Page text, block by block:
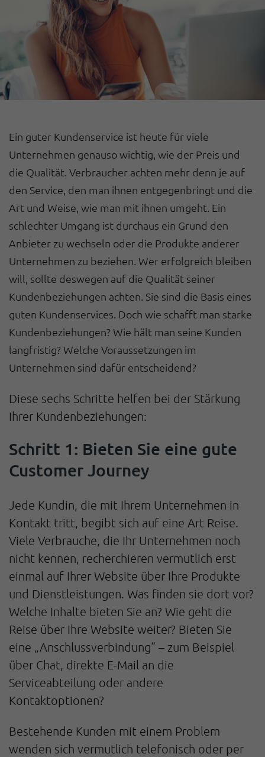
Ein guter Kundenservice ist heute für viele
Unternehmen genauso wichtig, wie der Preis und
die Qualität. Verbraucher achten mehr denn je auf
den Service, den man ihnen entgegenbringt und die
Art und Weise, wie man mit ihnen umgeht. Ein
schlechter Umgang ist durchaus ein Grund den
Anbieter zu wechseln oder die Produkte anderer
Unternehmen zu beziehen. Wer erfolgreich bleiben
will, sollte deswegen auf die Qualität seiner
Kundenbeziehungen achten. Sie sind die Basis eines
guten Kundenservices. Doch wie schafft man starke
Kundenbeziehungen? Wie hält man seine Kunden
langfristig? Welche Voraussetzungen im
Unternehmen sind dafür entscheidend?
Diese sechs Schritte helfen bei der Stärkung
Ihrer Kundenbeziehungen:
Schritt 1: Bieten Sie eine gute
Customer Journey
Jede Kundin, die mit Ihrem Unternehmen in
Kontakt tritt, begibt sich auf eine Art Reise.
Viele Verbrauche, die Ihr Unternehmen noch
nicht kennen, recherchieren vermutlich erst
einmal auf Ihrer Website über Ihre Produkte
und Dienstleistungen. Was finden sie dort vor?
Welche Inhalte bieten Sie an? Wie geht die
Reise über Ihre Website weiter? Bieten Sie
eine „Anschlussverbindung“ – zum Beispiel
über Chat, direkte E-Mail an die
Serviceabteilung oder andere
Kontaktoptionen?
Bestehende Kunden mit einem Problem
wenden sich vermutlich telefonisch oder per